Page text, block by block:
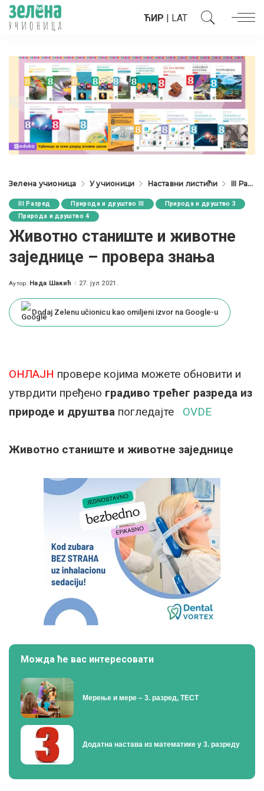
ЋИР | LAT
Зелена учионица У учионици Наставни листићи III Разред
III Разред Природа и друштво III
Природа и друштво 3
Природа и друштво 4
Животно станиште и животне
заједнице – провера знања
Posted
Аутор: Нада Шакић 27. јул 2021.
Dodaj Zelenu učionicu kao omiljeni izvor na Google-u
ОНЛАЈН провере којима можете обновити и
утврдити пређено градиво трећег разреда из
природе и друштва погледајте OVDE
Животно станиште и животне заједнице
Можда ће вас интересовати
Мерење и мере – 3. разред, ТЕСТ
Додатна настава из математике у 3. разреду